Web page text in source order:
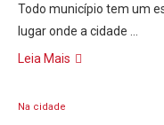
Todo município tem um
lugar onde a cidade …
Leia Mais
Na cidade